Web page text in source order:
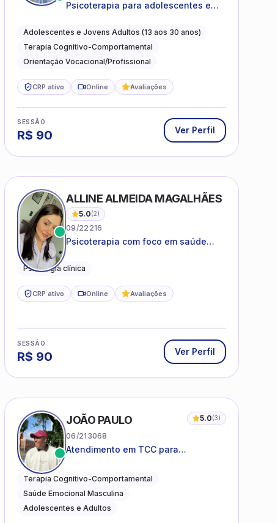
Psicoterapia para adolescentes e
ansiedade, autoestima, relações e
orientação profissional
Adolescentes e Jovens Adultos (13 aos 30 anos)
Terapia Cognitivo-Comportamental
Orientação Vocacional/Profissional
CRP ativo Online Avaliações
SESSÃO
R$ 90 Ver Perfil
ALLINE ALMEIDA MAGALHÃES
5.0(2)
09/22216
Psicoterapia com foco em saúde
autoestima para adolescentes e
Psicologia clínica
CRP ativo Online Avaliações
SESSÃO
R$ 90 Ver Perfil
JOÃO PAULO 5.0(3)
06/213068
Atendimento em TCC para
desenvolvimento de autonomia
emocional
Terapia Cognitivo-Comportamental
Saúde Emocional Masculina
Adolescentes e Adultos